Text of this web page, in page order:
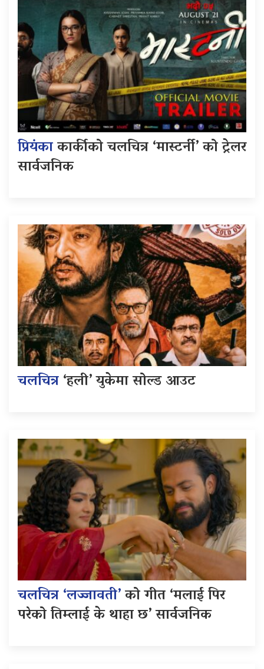
प्रियंकाकार्कीको चलचित्र ‘मास्टर्नी’ को ट्रेलर
सार्वजनिक
चलचित्र‘हली’ युकेमा सोल्ड आउट
चलचित्र ‘लज्जावती’को गीत ‘मलाई पिर
परेको तिम्लाई के थाहा छ’ सार्वजनिक